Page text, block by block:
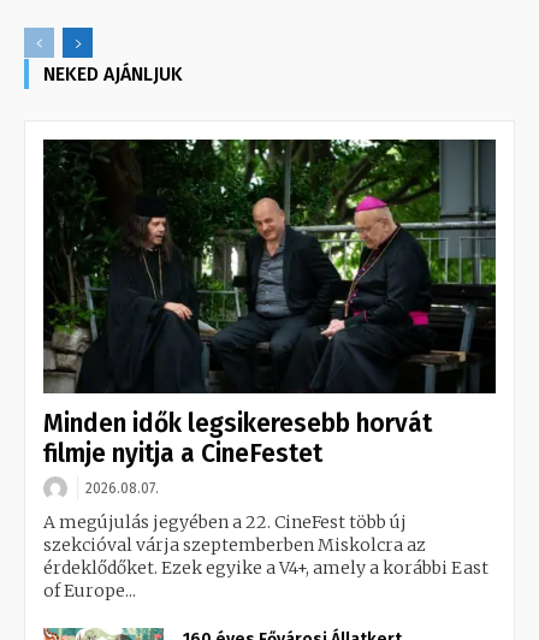
NEKED AJÁNLJUK
Minden idők legsikeresebb horvát
filmje nyitja a CineFestet
2026.08.07.
A megújulás jegyében a 22. CineFest több új
szekcióval várja szeptemberben Miskolcra az
érdeklődőket. Ezek egyike a V4+, amely a korábbi East
of Europe...